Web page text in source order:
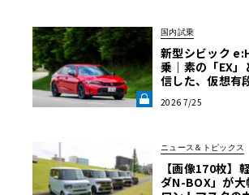
画力や形との調和を含む、内外装すべて
の美しさを評価する顕彰制度。1998年よ
れている。
*2 CMFとはCOLOR(色)、MATERIAL(素
(加工)の略称
org/aca/
国内試乗
新型シビック
乗｜素の「EX
信した、仮想有
B》
2026 7/25
ニュース＆トピックス
【画像170枚】
ダN-BOX」が大